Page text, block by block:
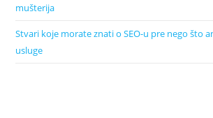
mušterija
Stvari koje morate znati o SEO-u pre nego što
usluge